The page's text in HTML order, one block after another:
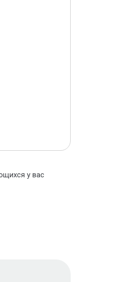
у вас